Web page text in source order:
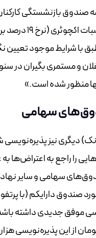
منطبق با شرایط موجود
و مستمری بگیران در
سهامی
نیز پذیره‌نویسی شد
را راجع به اعتراض‌ها
سهامی و سایر
صندوق دارایکم (با
جدیدی داشته
می‌دهد. برای نمونه، تنها حدود ۱۰ میلیارد